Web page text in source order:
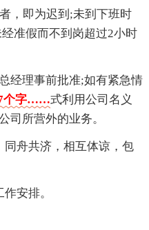
，即为迟到;未到下班时
准假而不到岗超过2小时
经理事前批准;如有紧急情
个字……式利用公司名义
司所营外的业务。
舟共济，相互体谅，包
安排。